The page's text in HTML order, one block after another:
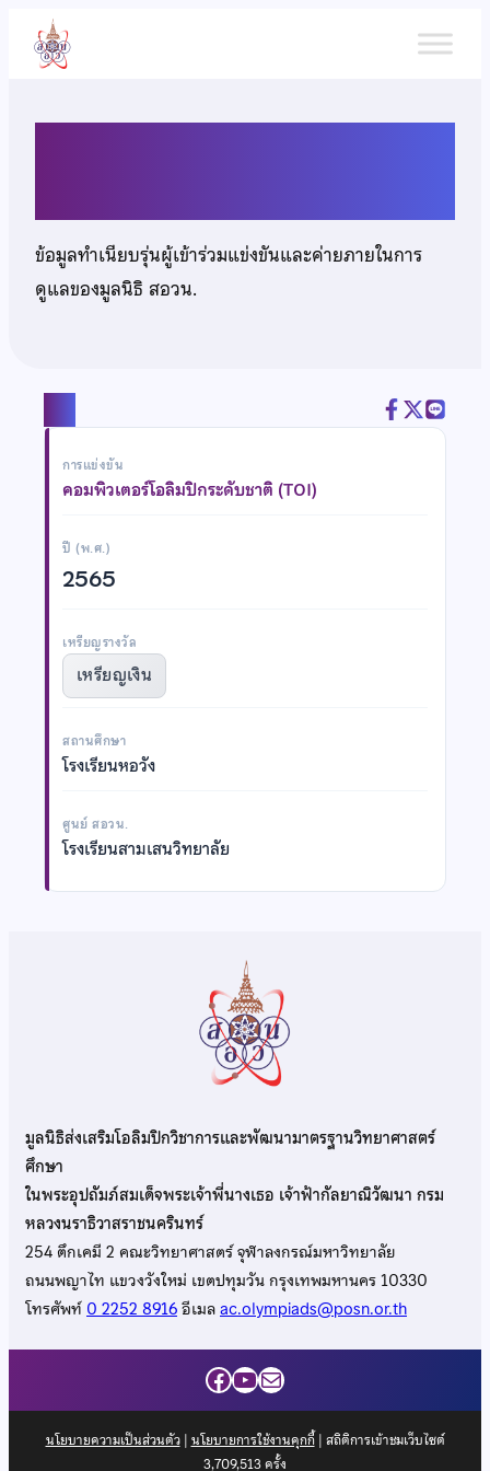
เนื้อหา
ข้อมูลทำเนียบรุ่นผู้เข้าร่วมแข่งขันและค่ายภายในการ
ดูแลของมูลนิธิ สอวน.
การแข่งขัน
คอมพิวเตอร์โอลิมปิกระดับชาติ (TOI)
ปี (พ.ศ.)
2565
เหรียญรางวัล
เหรียญเงิน
สถานศึกษา
โรงเรียนหอวัง
ศูนย์ สอวน.
โรงเรียนสามเสนวิทยาลัย
มูลนิธิส่งเสริมโอลิมปิกวิชาการและพัฒนามาตรฐานวิทยาศาสตร์
ศึกษา
ในพระอุปถัมภ์สมเด็จพระเจ้าพี่นางเธอ เจ้าฟ้ากัลยาณิวัฒนา กรม
หลวงนราธิวาสราชนครินทร์
254 ตึกเคมี 2 คณะวิทยาศาสตร์ จุฬาลงกรณ์มหาวิทยาลัย
ถนนพญาไท แขวงวังใหม่ เขตปทุมวัน กรุงเทพมหานคร 10330
โทรศัพท์0 2252 8916อีเมลac.olympiads@posn.or.th
Facebook
YouTube
Mail
นโยบายความเป็นส่วนตัว| นโยบายการใช้งานคุกกี้| สถิติการเข้าชมเว็บไซต์
3,709,513ครั้ง